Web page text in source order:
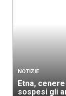
NOTIZIE
Etna,
sospesi gli